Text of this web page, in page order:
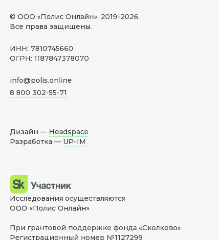
© ООО «Полис Онлайн», 2019-2026.
Все права защищены.
ИНН: 7810745660
ОГРН: 1187847378070
info@polis.online
8 800 302-55-71
Дизайн — Headspace
Разработка — UP-IM
Исследования осуществляются
ООО «Полис Онлайн»
При грантовой поддержке фонда «Сколково»
Регистрационный номер №1127299